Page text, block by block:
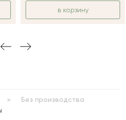
в корзину
Без производства